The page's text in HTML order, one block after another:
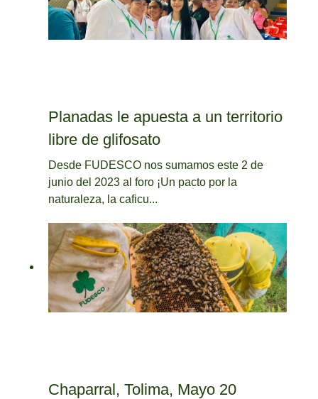
Planadas le apuesta a un territorio
libre de glifosato
Desde FUDESCO nos sumamos este 2 de
junio del 2023 al foro ¡Un pacto por la
naturaleza, la caficu...
Chaparral, Tolima, Mayo 20